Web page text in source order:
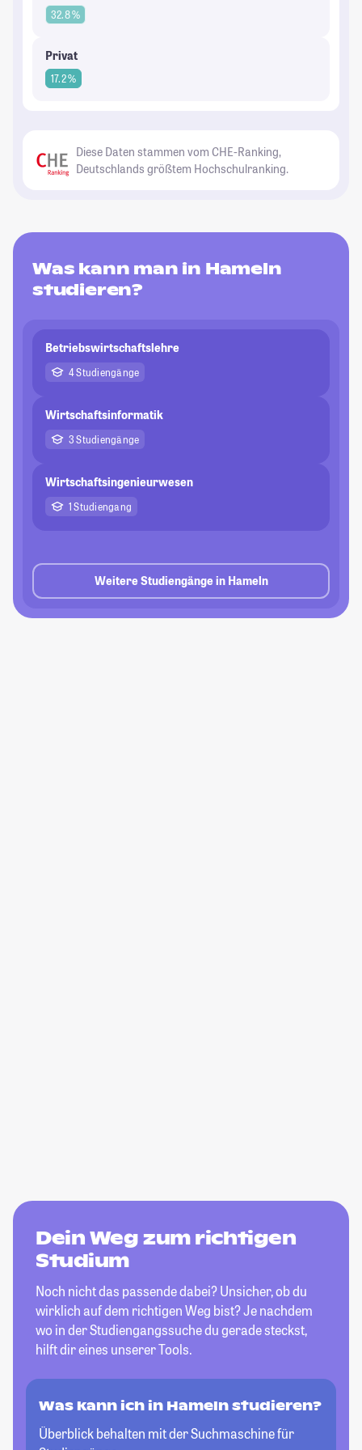
32.8 %
Privat
17.2 %
Diese Daten stammen vom CHE-Ranking,
Deutschlands größtem Hochschulranking.
Was kann man in Hameln
studieren?
Betriebswirtschaftslehre
4 Studiengänge
Wirtschaftsinformatik
3 Studiengänge
Wirtschaftsingenieurwesen
1 Studiengang
Weitere Studiengänge in Hameln
Dein Weg zum richtigen
Studium
Noch nicht das passende dabei? Unsicher, ob du
wirklich auf dem richtigen Weg bist? Je nachdem
wo in der Studiengangssuche du gerade steckst,
hilft dir eines unserer Tools.
Was kann ich in Hameln studieren?
Überblick behalten mit der Suchmaschine für